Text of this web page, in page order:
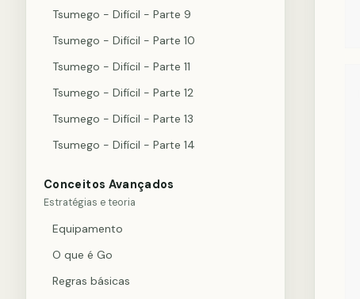
Tsumego - Difícil - Parte 9
Tsumego - Difícil - Parte 10
Tsumego - Difícil - Parte 11
Tsumego - Difícil - Parte 12
Tsumego - Difícil - Parte 13
Tsumego - Difícil - Parte 14
Conceitos Avançados
Estratégias e teoria
Equipamento
O que é Go
Regras básicas